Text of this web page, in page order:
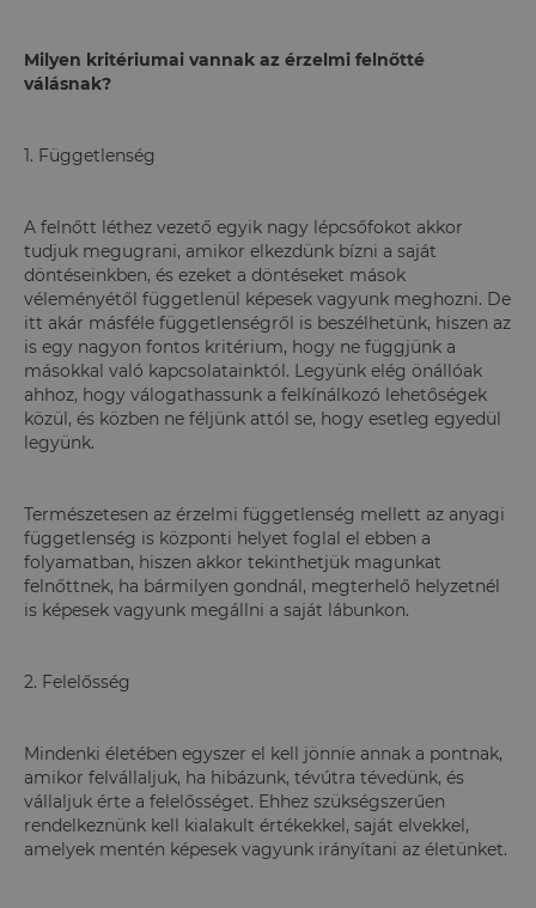
Milyen kritériumai vannak az érzelmi felnőtté
válásnak?
1. Függetlenség
A felnőtt léthez vezető egyik nagy lépcsőfokot akkor
tudjuk megugrani, amikor elkezdünk bízni a saját
döntéseinkben, és ezeket a döntéseket mások
véleményétől függetlenül képesek vagyunk meghozni. De
itt akár másféle függetlenségről is beszélhetünk, hiszen az
is egy nagyon fontos kritérium, hogy ne függjünk a
másokkal való kapcsolatainktól. Legyünk elég önállóak
ahhoz, hogy válogathassunk a felkínálkozó lehetőségek
közül, és közben ne féljünk attól se, hogy esetleg egyedül
legyünk.
Természetesen az érzelmi függetlenség mellett az anyagi
függetlenség is központi helyet foglal el ebben a
folyamatban, hiszen akkor tekinthetjük magunkat
felnőttnek, ha bármilyen gondnál, megterhelő helyzetnél
is képesek vagyunk megállni a saját lábunkon.
2. Felelősség
Mindenki életében egyszer el kell jönnie annak a pontnak,
amikor felvállaljuk, ha hibázunk, tévútra tévedünk, és
vállaljuk érte a felelősséget. Ehhez szükségszerűen
rendelkeznünk kell kialakult értékekkel, saját elvekkel,
amelyek mentén képesek vagyunk irányítani az életünket.